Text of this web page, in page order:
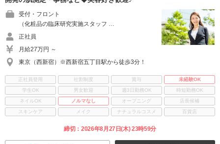
受付・フロント
（化粧品の臨床研究実施スタッフ …
正社員
月給27万円 ～
東京（西新宿）※西新宿五丁目駅から徒歩3分！
正社員登用 社割制度 賞与
未経験OK
学生OK
男女歓迎 週3日勤務OK
時短勤務OK
ネイルOK
ノルマなし オープニング
店長候補
スキンケア
メイク ナチュラルコスメ 百貨店
締切：2026年8月27日(木) 23時59分